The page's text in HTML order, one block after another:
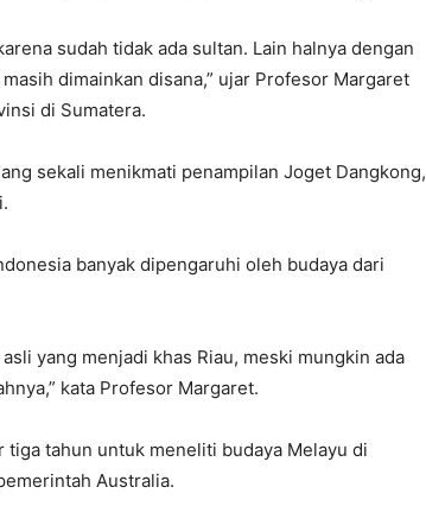
sudah tidak ada sultan. Lain halnya dengan
dimainkan disana,” ujar Profesor Margaret
di Sumatera.
sekali menikmati penampilan Joget Dangkong,
banyak dipengaruhi oleh budaya dari
yang menjadi khas Riau, meski mungkin ada
kata Profesor Margaret.
tahun untuk meneliti budaya Melayu di
Australia.